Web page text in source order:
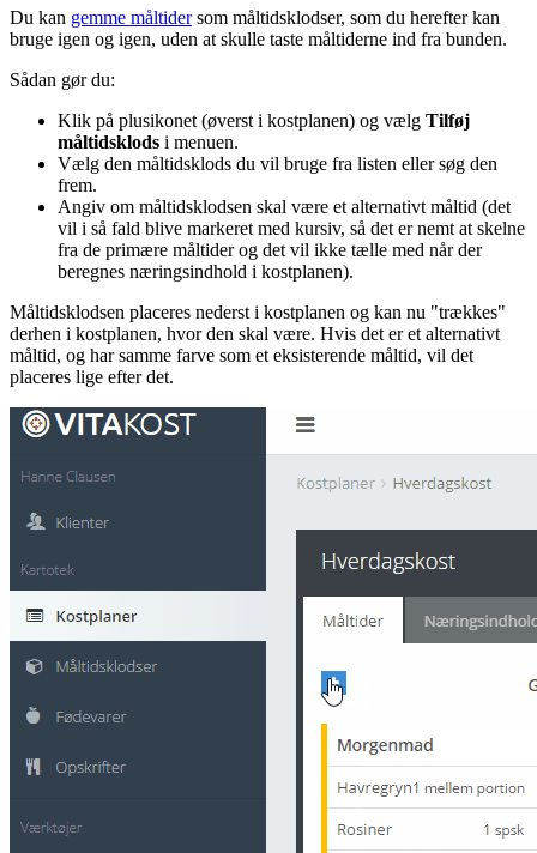
Du kan gemme måltidersom måltidsklodser, som du herefter kan
bruge igen og igen, uden at skulle taste måltiderne ind fra bunden.
Sådan gør du:
Klik på plusikonet (øverst i kostplanen) og vælg Tilføj
måltidsklods i menuen.
Vælg den måltidsklods du vil bruge fra listen eller søg den
frem.
Angiv om måltidsklodsen skal være et alternativt måltid (det
vil i så fald blive markeret med kursiv, så det er nemt at skelne
fra de primære måltider og det vil ikke tælle med når der
beregnes næringsindhold i kostplanen).
Måltidsklodsen placeres nederst i kostplanen og kan nu "trækkes"
derhen i kostplanen, hvor den skal være. Hvis det er et alternativt
måltid, og har samme farve som et eksisterende måltid, vil det
placeres lige efter det.